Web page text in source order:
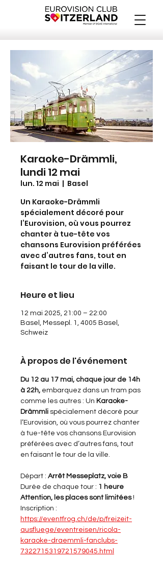
Karaoke-Drämmli,
lundi 12 mai
lun. 12 mai
  |
Basel
Un Karaoke-Drämmli
spécialement décoré pour
l’Eurovision, où vous pourrez
chanter à tue-tête vos
chansons Eurovision préférées
avec d’autres fans, tout en
faisant le tour de la ville.
Heure et lieu
12 mai 2025, 21:00 – 22:00
Basel, Messepl. 1, 4005 Basel,
Schweiz
À propos de l'événement
Du 12 au 17 mai, chaque jour de 14h
à 22h, embarquez dans un tram pas
comme les autres : Un Karaoke-
Drämmli spécialement décoré pour
l’Eurovision, où vous pourrez chanter
à tue-tête vos chansons Eurovision
préférées avec d’autres fans, tout
en faisant le tour de la ville.
Départ : Arrêt Messeplatz, voie B
Durée de chaque tour : 1 heure
Attention, les places sont limitées !
Inscription :
https://eventfrog.ch/de/p/freizeit-
ausfluege/eventreisen/ricola-
karaoke-draemmli-fanclubs-
7322715319721579045.html